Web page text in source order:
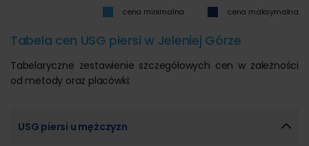
cena minimalna cena maksymalna
Tabela cen USG piersi w Jeleniej Górze
Tabelaryczne zestawienie szczegółowych cen w zależności
od metody oraz placówki:
USG piersi u mężczyzn